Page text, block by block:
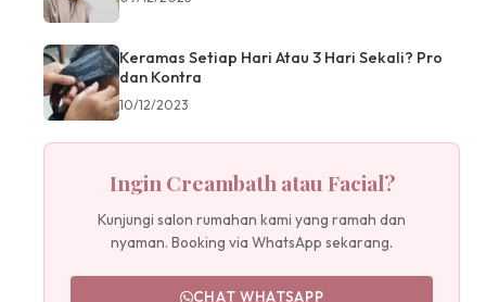
Keramas Setiap Hari Atau 3 Hari Sekali? Pro
dan Kontra
10/12/2023
Ingin Creambath atau Facial?
Kunjungi salon rumahan kami yang ramah dan
nyaman. Booking via WhatsApp sekarang.
CHAT WHATSAPP